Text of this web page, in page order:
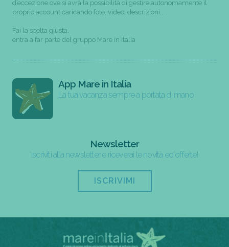
d’eccezione ove si avrà la possibilità di gestire autonomamente il
proprio account caricando foto, video, descrizioni...
Fai la scelta giusta,
entra a far parte del gruppo Mare in Italia
App Mare in Italia
La tua vacanza sempre a portata di mano
Newsletter
Iscriviti alla newsletter e riceverai le novità ed offerte!
ISCRIVIMI